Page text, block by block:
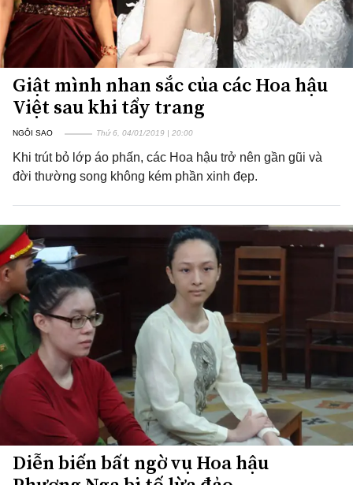
Giật mình nhan sắc của các Hoa hậu
Việt sau khi tẩy trang
NGÔI SAO Thứ 6, 04/01/2019 | 20:00
Khi trút bỏ lớp áo phấn, các Hoa hậu trở nên gần gũi và
đời thường song không kém phần xinh đẹp.
Diễn biến bất ngờ vụ Hoa hậu